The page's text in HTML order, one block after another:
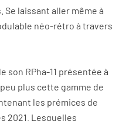
laissant aller même à
néo-rétro à travers
son RPha-11 présentée à
plus cette gamme de
les prémices de
2021. Lesquelles